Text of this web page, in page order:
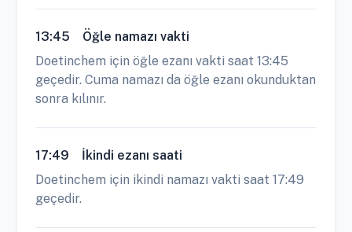
13:45
Öğle namazı vakti
Doetinchem için öğle ezanı vakti saat 13:45
geçedir. Cuma namazı da öğle ezanı okunduktan
sonra kılınır.
17:49
İkindi ezanı saati
Doetinchem için ikindi namazı vakti saat 17:49
geçedir.